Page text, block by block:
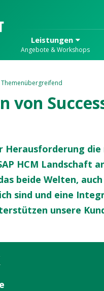
Leistungen
Angebote & Workshops
Themenübergreifend
von
Herausforderung die
HCM Landschaft
beide Welten, auch
sind und eine
unsere